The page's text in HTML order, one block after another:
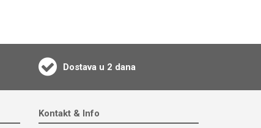
Dostava u 2 dana
Kontakt & Info